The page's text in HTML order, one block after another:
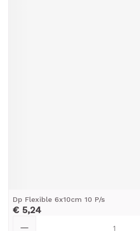
Dp Flexible 6x10cm 10 P/s
€ 5,24